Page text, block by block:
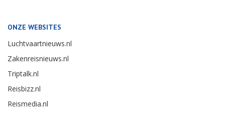
ONZE WEBSITES
Luchtvaartnieuws.nl
Zakenreisnieuws.nl
Triptalk.nl
Reisbizz.nl
Reismedia.nl